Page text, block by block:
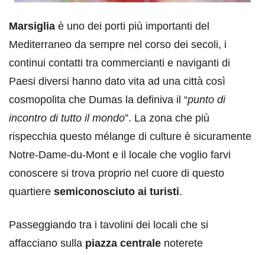
Marsiglia è uno dei porti più importanti del
Mediterraneo da sempre nel corso dei secoli, i
continui contatti tra commercianti e naviganti di
Paesi diversi hanno dato vita ad una città così
cosmopolita che Dumas la definiva il “punto di
incontro di tutto il mondo”. La zona che più
rispecchia questo mélange di culture è sicuramente
Notre-Dame-du-Mont e il locale che voglio farvi
conoscere si trova proprio nel cuore di questo
quartiere semiconosciuto ai turisti.
Passeggiando tra i tavolini dei locali che si
affacciano sulla piazza centrale noterete